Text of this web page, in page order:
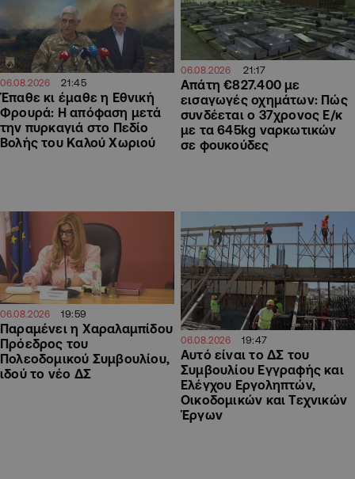
06.08.2026 21:45
Έπαθε κι έμαθε η Εθνική
Φρουρά: Η απόφαση μετά
την πυρκαγιά στο Πεδίο
Βολής του Καλού Χωριού
06.08.2026 21:17
Απάτη €827.400 με
εισαγωγές οχημάτων: Πώς
συνδέεται ο 37χρονος Ε/κ
με τα 645kg ναρκωτικών
σε φουκούδες
06.08.2026 19:59
Παραμένει η Χαραλαμπίδου
Πρόεδρος του
Πολεοδομικού Συμβουλίου,
ιδού το νέο ΔΣ
06.08.2026 19:47
Αυτό είναι το ΔΣ του
Συμβουλίου Εγγραφής και
Ελέγχου Εργοληπτών,
Οικοδομικών και Τεχνικών
Έργων